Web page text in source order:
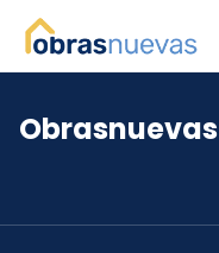
*
Obrasnuevas